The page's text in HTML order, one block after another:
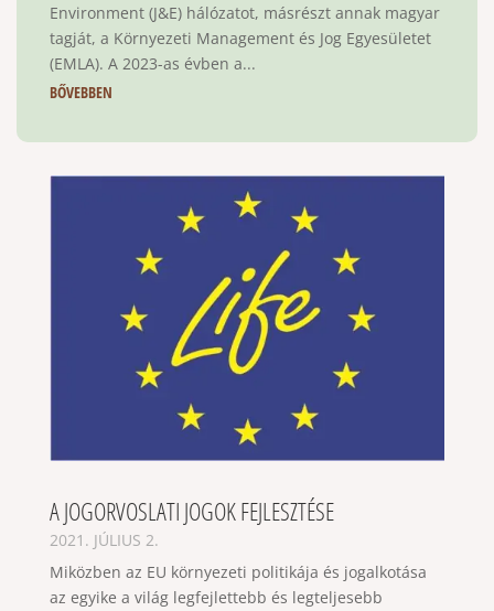
Environment (J&E) hálózatot, másrészt annak magyar
tagját, a Környezeti Management és Jog Egyesületet
(EMLA). A 2023-as évben a...
BŐVEBBEN
A JOGORVOSLATI JOGOK FEJLESZTÉSE
2021. JÚLIUS 2.
Miközben az EU környezeti politikája és jogalkotása
az egyike a világ legfejlettebb és legteljesebb